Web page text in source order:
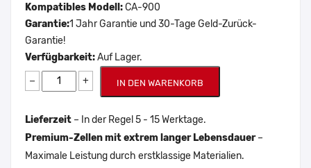
Kompatibles Modell:CA-900
Garantie:1 Jahr Garantie und 30-Tage Geld-Zurück-
Garantie!
Verfügbarkeit:Auf Lager.
− + IN DEN WARENKORB
Lieferzeit – In der Regel 5 - 15 Werktage.
Premium-Zellen mit extrem langer Lebensdauer–
Maximale Leistung durch erstklassige Materialien.